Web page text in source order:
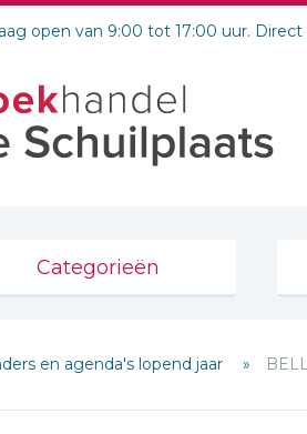
open van 9:00 tot 17:00 uur.
Categorieën
Bijbel
Dagboeken 2026
en agenda's lopend jaar
hieronder je review!